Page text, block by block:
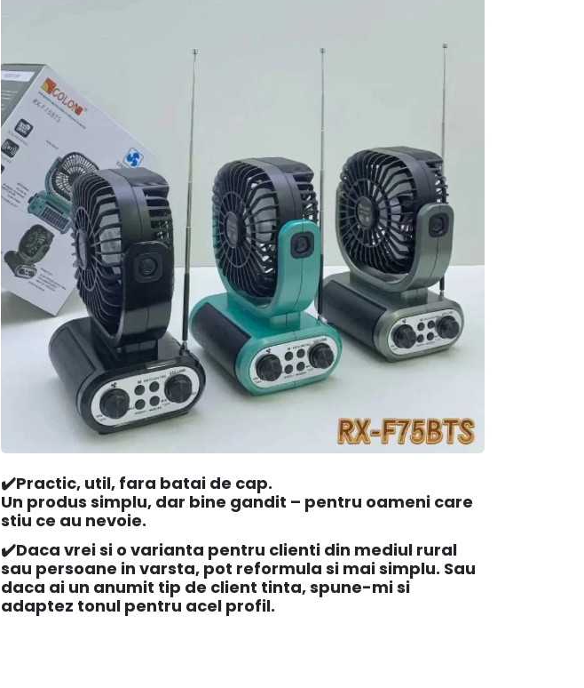
✔️Practic, util, fara batai de cap.
Un produs simplu, dar bine gandit – pentru oameni care
stiu ce au nevoie.
✔️Daca vrei si o varianta pentru clienti din mediul rural
sau persoane in varsta, pot reformula si mai simplu. Sau
daca ai un anumit tip de client tinta, spune-mi si
adaptez tonul pentru acel profil.